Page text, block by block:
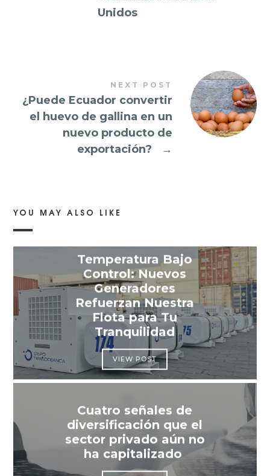
Unidos
NEXT POST
¿Puede Ecuador convertir
el huevo de gallina en un
nuevo producto de
exportación?
→
YOU MAY ALSO LIKE
Temperatura Bajo
Control: Nuevos
Generadores
Refuerzan Nuestra
Flota para Tu
Tranquilidad
VIEW POST
Cuatro señales de
diversificación que el
sector privado aún no
ha capitalizado